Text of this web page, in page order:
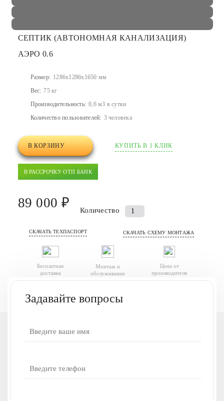
СЕПТИК (АВТОНОМНАЯ КАНАЛИЗАЦИЯ)
АЭРО 0.6
Размер: 1286x1286x1650 мм
Вес: 75 кг
Производительность: 0,6 м3 в сутки
Количество пользователей: 3 человека
В КОРЗИНУ КУПИТЬ В 1 КЛИК
В РАССРОЧКУ ОТП БАНК
89 000 ₽ КоличествоКоличество
Септик
канализация)
Аэро
СКАЧАТЬ ТЕХПАСПОРТ СКАЧАТЬ СХЕМУ МОНТАЖА
Бесплатная
доставка
Монтаж и
обслуживание
Цена от
производителя
У вас есть вопросы
консультация?
Задавайте вопросы